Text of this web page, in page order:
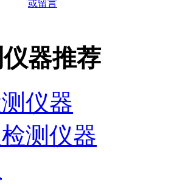
器推荐
仪器
测仪器